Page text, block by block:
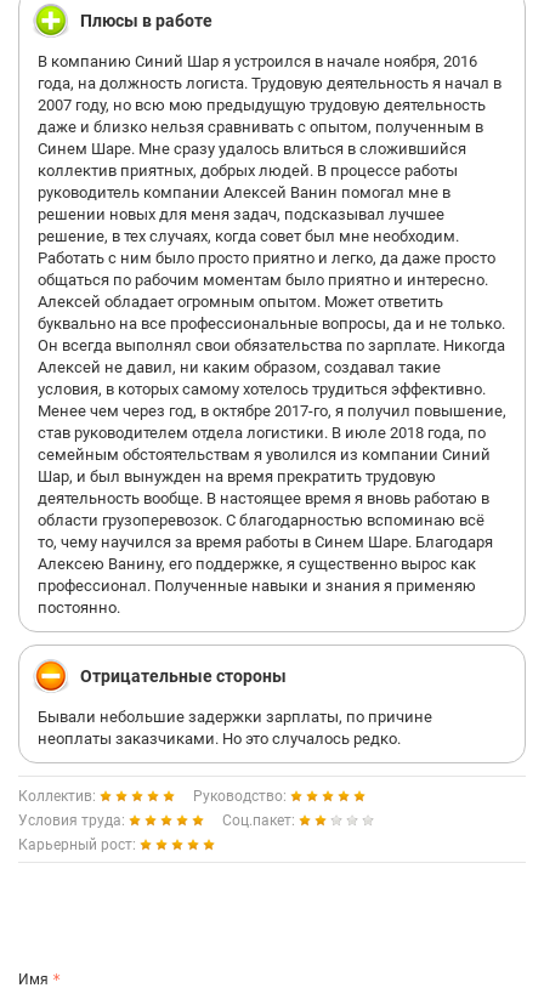
Плюсы в работе
В компанию Синий Шар я устроился в начале ноября, 2016
года, на должность логиста. Трудовую деятельность я начал в
2007 году, но всю мою предыдущую трудовую деятельность
даже и близко нельзя сравнивать с опытом, полученным в
Синем Шаре. Мне сразу удалось влиться в сложившийся
коллектив приятных, добрых людей. В процессе работы
руководитель компании Алексей Ванин помогал мне в
решении новых для меня задач, подсказывал лучшее
решение, в тех случаях, когда совет был мне необходим.
Работать с ним было просто приятно и легко, да даже просто
общаться по рабочим моментам было приятно и интересно.
Алексей обладает огромным опытом. Может ответить
буквально на все профессиональные вопросы, да и не только.
Он всегда выполнял свои обязательства по зарплате. Никогда
Алексей не давил, ни каким образом, создавал такие
условия, в которых самому хотелось трудиться эффективно.
Менее чем через год, в октябре 2017-го, я получил повышение,
став руководителем отдела логистики. В июле 2018 года, по
семейным обстоятельствам я уволился из компании Синий
Шар, и был вынужден на время прекратить трудовую
деятельность вообще. В настоящее время я вновь работаю в
области грузоперевозок. С благодарностью вспоминаю всё
то, чему научился за время работы в Синем Шаре. Благодаря
Алексею Ванину, его поддержке, я существенно вырос как
профессионал. Полученные навыки и знания я применяю
постоянно.
Отрицательные стороны
Бывали небольшие задержки зарплаты, по причине
неоплаты заказчиками. Но это случалось редко.
Коллектив:
Руководство:
Условия труда:
Соц.пакет:
Карьерный рост:
Имя